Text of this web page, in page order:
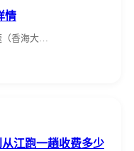
情
（香海大…
江跑一趟收费多少